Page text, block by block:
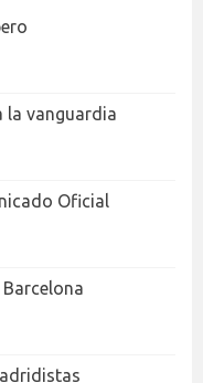
la vanguardia
Oficial